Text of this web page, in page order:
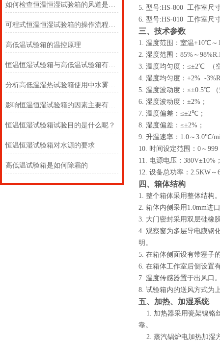
如何检查恒温恒湿试验箱的风道是否堵塞？
可程式恒温恒湿试验箱的操作流程和使用规范
高低温试验箱的温控原理
恒温恒湿试验箱与高低温试验箱有什么区别？
分析高低温湿热试验箱使用中水雾产生原因奥科
影响恒温恒湿试验箱的因素主要有哪些
恒温恒湿试验箱试验目的是什么呢？
恒温恒湿试验箱对水源的要求
高低温试验箱是如何除霜的
5. 型号:HS-800 工作室尺
6. 型号:HS-010 工作室尺
三、技术参数
1. 温度范围：室温+10℃～
2. 湿度范围：85%～
3. 温度均匀度：≤±2℃ （
4. 湿度均匀度：+2% -
5. 温度波动度：≤±0.5℃ （
6. 湿度波动度：±2% ；
7. 温度偏差：≤±2℃；
8. 湿度偏差：≤±2% ；
9. 升温速率：1.0～ 3.0℃/
10. 时间设定范围：0～ 999
11. 电源电压：380V±10%
12. 设备总功率：2.5KW ～
四、箱体结构
1. 整个箱体采用整体结构
2. 箱体内侧采用1.0mm进口
3. 大门密封采用双层硅橡
4. 观察窗为多层导电膜钢
明。
5. 在箱体侧面设有带塞子
6. 在箱体工作室后侧设置
7. 温度传感器置于出风口
8. 试验箱内的送风方式为
五、加热、加湿系统
1. 加热器采用瓷架镍铬
靠。
2. 蒸汽锅炉电加热加湿